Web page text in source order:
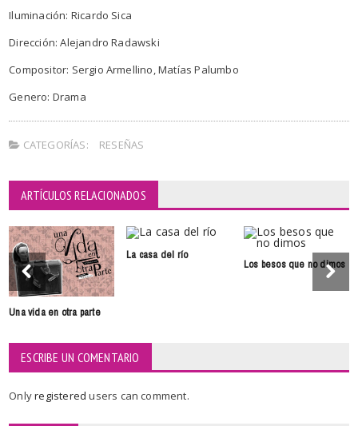
Iluminación: Ricardo Sica
Dirección: Alejandro Radawski
Compositor: Sergio Armellino, Matías Palumbo
Genero: Drama
CATEGORÍAS: RESEÑAS
ARTÍCULOS RELACIONADOS
Una vida en otra parte
La casa del río
Los besos que no dimos
ESCRIBE UN COMENTARIO
Onlyregisteredusers can comment.